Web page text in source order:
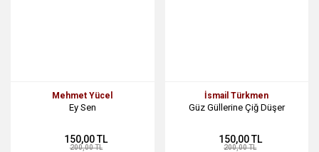
Mehmet Yücel
Ey Sen
150,00 TL
200,00 TL
İsmail Türkmen
Güz Güllerine Çiğ Düşer
150,00 TL
200,00 TL